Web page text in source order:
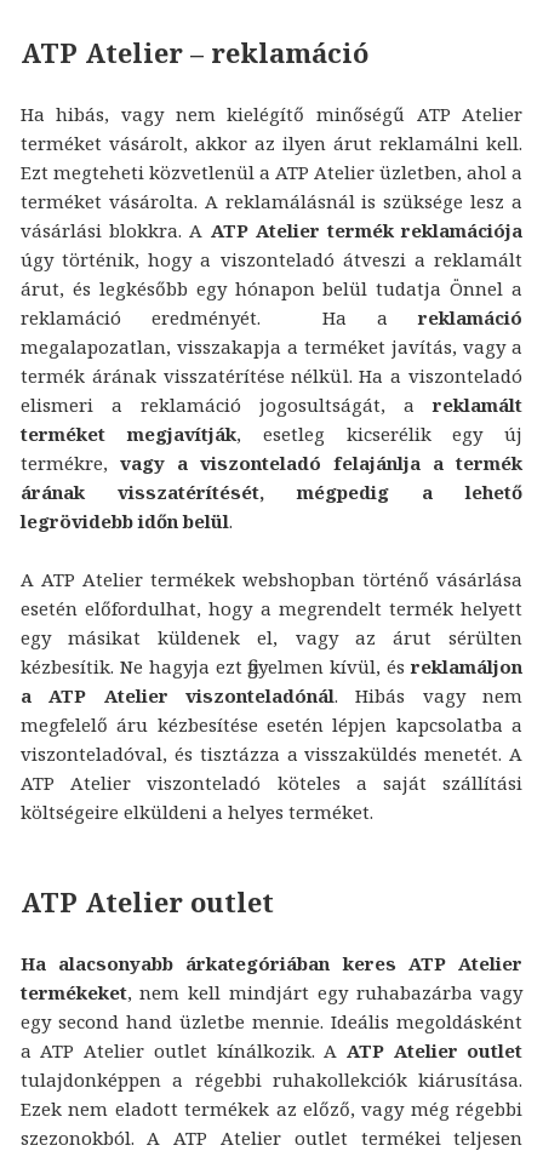
ATP Atelier – reklamáció
Ha hibás, vagy nem kielégítő minőségű ATP Atelier
terméket vásárolt, akkor az ilyen árut reklamálni kell.
Ezt megteheti közvetlenül a ATP Atelier üzletben, ahol a
terméket vásárolta. A reklamálásnál is szüksége lesz a
vásárlási blokkra. A ATP Atelier termék reklamációja
úgy történik, hogy a viszonteladó átveszi a reklamált
árut, és legkésőbb egy hónapon belül tudatja Önnel a
reklamáció eredményét. Ha areklamáció
megalapozatlan, visszakapja a terméket javítás, vagy a
termék árának visszatérítése nélkül. Ha a viszonteladó
elismeri a reklamáció jogosultságát, areklamált
terméket megjavítják, esetleg kicserélik egy új
termékre, vagy a viszonteladó felajánlja a termék
árának visszatérítését, mégpedig a lehető
legrövidebb időn belül.
A ATP Atelier termékek webshopban történő vásárlása
esetén előfordulhat, hogy a megrendelt termék helyett
egy másikat küldenek el, vagy az árut sérülten
kézbesítik. Ne hagyja ezt figyelmen kívül, ésreklamáljon
a ATP Atelier viszonteladónál. Hibás vagy nem
megfelelő áru kézbesítése esetén lépjen kapcsolatba a
viszonteladóval, és tisztázza a visszaküldés menetét. A
ATP Atelier viszonteladó köteles a saját szállítási
költségeire elküldeni a helyes terméket.
ATP Atelier outlet
Ha alacsonyabb árkategóriában keres ATP Atelier
termékeket, nem kell mindjárt egy ruhabazárba vagy
egy second hand üzletbe mennie. Ideális megoldásként
a ATP Atelier outlet kínálkozik. A ATP Atelier outlet
tulajdonképpen a régebbi ruhakollekciók kiárusítása.
Ezek nem eladott termékek az előző, vagy még régebbi
szezonokból. A ATP Atelier outlet termékei teljesen